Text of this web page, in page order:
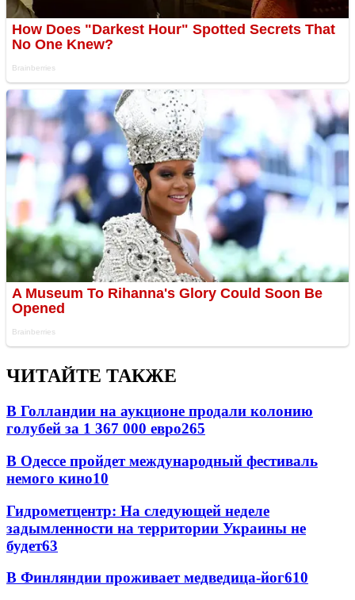
ЧИТАЙТЕ ТАКЖЕ
В Голландии на аукционе продали колонию
голубей за 1 367 000 евро265
В Одессе пройдет международный фестиваль
немого кино10
Гидрометцентр: На следующей неделе
задымленности на территории Украины не
будет63
В Финляндии проживает медведица-йог610